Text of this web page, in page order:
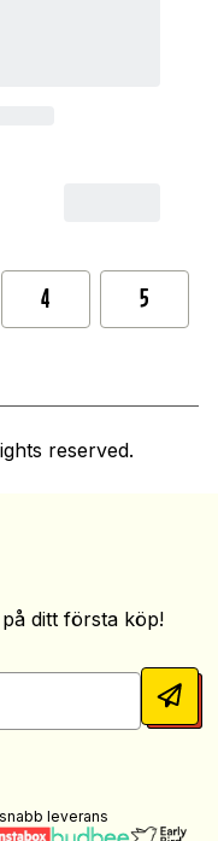
4 5
reserved.
ditt första köp!
leverans